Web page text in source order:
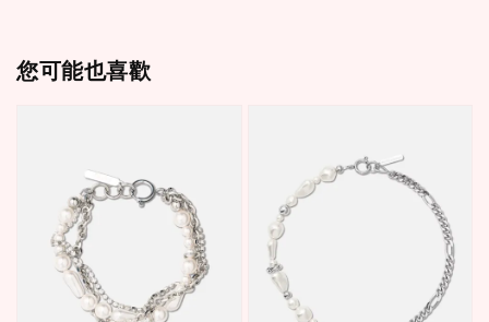
您可能也喜歡